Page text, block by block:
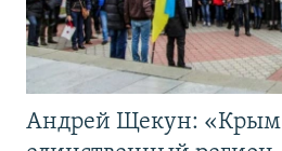
Андрей Щекун: «Крым